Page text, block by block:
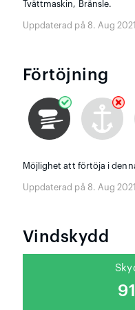
Tvättmaskin, Bränsle.
Uppdaterad på 8. Aug
Förtöjning
Möjlighet att förtöja i
Uppdaterad på 8. Aug
Vindskydd